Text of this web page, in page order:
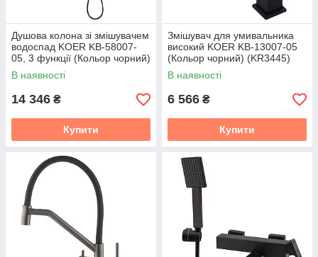
Душова колона зі змішувачем
водоспад KOER KB-58007-
05, 3 функції (Кольор чорний)
(KR3463)
В наявності
14 346 ₴
Купити
Змішувач для умивальника
високий KOER KB-13007-05
(Кольор чорний) (KR3445)
В наявності
6 566 ₴
Купити